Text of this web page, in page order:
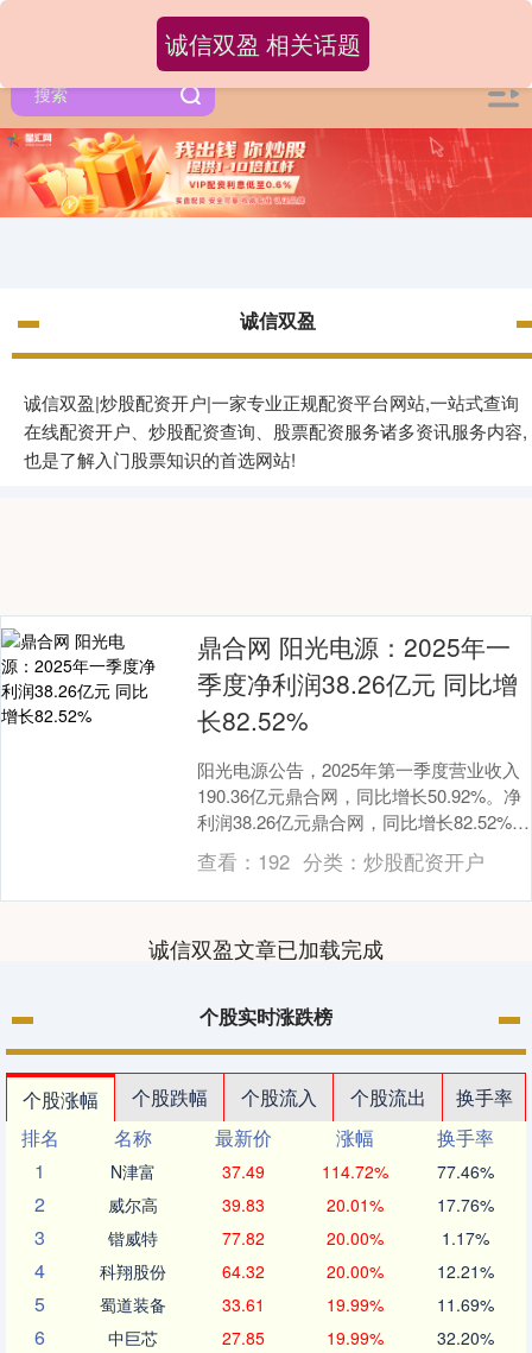
诚信双盈
诚信双盈|炒股配资开户|一家专业正规配资平台网站,一站式查询
在线配资开户、炒股配资查询、股票配资服务诸多资讯服务内容,
也是了解入门股票知识的首选网站!
诚信双盈 相关话题
鼎合网 阳光电源：2025年一
季度净利润38.26亿元 同比增
长82.52%
阳光电源公告，2025年第一季度营业收入
190.36亿元鼎合网，同比增长50.92%。净
利润38.26亿元鼎合网，同比增长82.52%。
鼎合网....
查看： 192 分类： 炒股配资开户
诚信双盈文章已加载完成
个股实时涨跌榜
个股涨幅 个股跌幅 个股流入 个股流出
换手率
排名
名称 最新价 涨幅
换手率
1
N津富 37.49 114.72% 77.46%
2 威尔高 39.83 20.01% 17.76%
3 锴威特 77.82 20.00% 1.17%
4 科翔股份 64.32 20.00% 12.21%
5 蜀道装备 33.61 19.99% 11.69%
6 中巨芯 27.85 19.99% 32.20%